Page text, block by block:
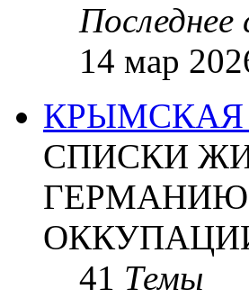
Последнее
14 мар
КРЫМСКАЯ
СПИСКИ
ГЕРМАНИЮ
41 Темы